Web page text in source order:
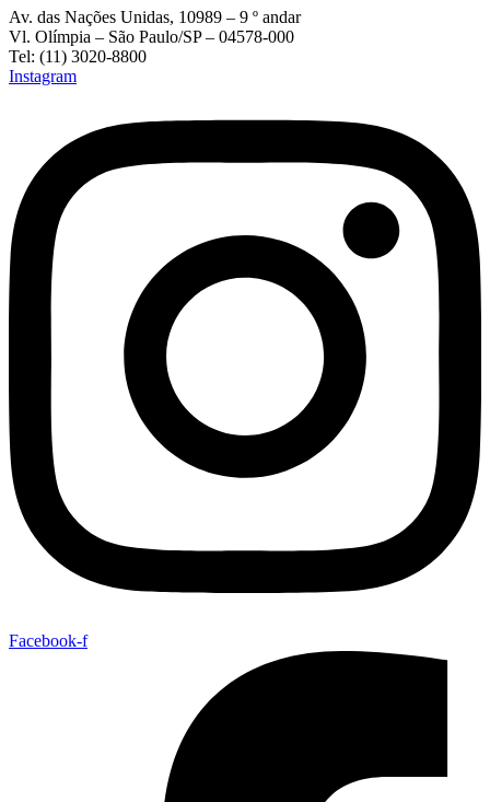
Av. das Nações Unidas, 10989 – 9 º andar
Vl. Olímpia – São Paulo/SP – 04578-000
Tel: (11) 3020-8800
Instagram
Facebook-f